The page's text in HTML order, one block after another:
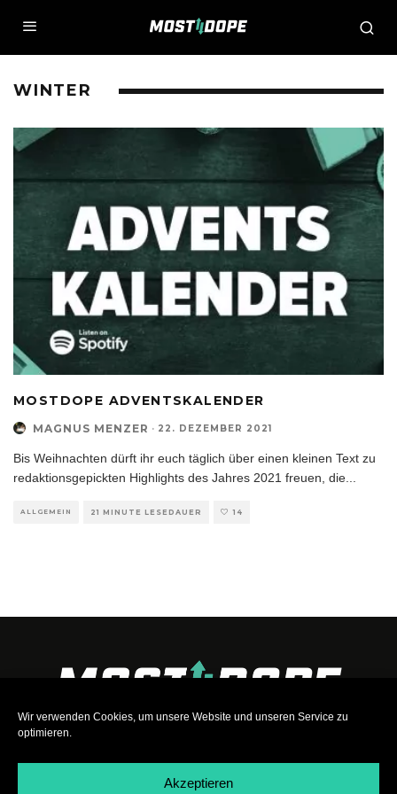
Wir verwenden Cookies, um unsere Website und unseren Service zu
optimieren.
Akzeptieren
WINTER
MOSTDOPE ADVENTSKALENDER
MAGNUS MENZER · 22. DEZEMBER 2021
Bis Weihnachten dürft ihr euch täglich über einen kleinen Text zu
redaktionsgepickten Highlights des Jahres 2021 freuen, die
ALLGEMEIN 21 MINUTE LESEDAUER 14